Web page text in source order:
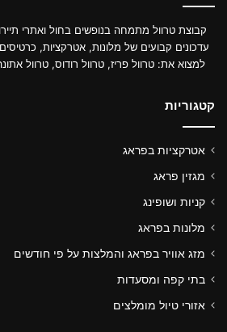
קבוצת טרוול מתמחה בנופשים בחול ואתרי
עדכונים קבועים של מלונות, אטרקציות,
למצוא את: טרוול פריז, טרוול רודוס, טרוול
קטגוריות
אטרקציות בפראג
מגזין פראג
קניות ושופינג
מלונות בפראג
מזג אוויר בפראג והמלצות על פי חודשים
בתי קפה ומסעדות
אזורי טיול מומלצים